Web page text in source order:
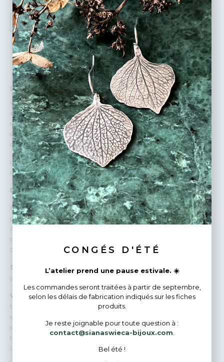
AJOUTER AU PANIER
DÉTAILS :
Chaque bague est une création unique, conçue pour être mélangée et
assortie selon vos envies, permettant à chacun de composer un modèle
qui lui est propre. Chaque bague présente une texture distincte, allant
des motifs martelés aux gravures délicates, créant des pièces à la fois
originales et intemporelles.
Laissez libre cours à votre créativité et créez des associations qui vous
ressemblent.
Des Matériaux Nobles :
Or 18 Carats : Chaque bague est finement travaillée en or 18 carats,
garantissant une brillance et une durabilité exceptionnelles.
Argent Massif : L’argent utilisé est d’une pureté élevée, apportant une
touche de fraîcheur et d’élégance à chaque pièce.
Des Textures Uniques :
Savoir faire artisanal :
Je fabrique chaque bague à la main , ce qui
garantit que chaque pièce est véritablement unique.
Variations Naturelles :En raison de leur fabrication artisanale, les
textures peuvent varier légèrement d’une bague à l’autre, ce qui rend
chaque pièce absolument unique. Ainsi, votre bague peut présenter de
subtiles différences par rapport aux photos des produits, ajoutant une
touche personnelle et exclusive à votre bijou.
Une Personnalisation Infinie :
CONGÉS D'ÉTÉ
L’atelier prend une pause estivale. ☀️
Les commandes seront traitées à partir de septembre,
selon les délais de fabrication indiqués sur les fiches
produits.
Je reste joignable pour toute question à :
contact@sianaswieca-bijoux.com
Bel été !